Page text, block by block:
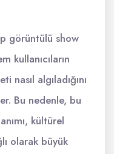
görüntülü show
kullanıcıların
nasıl algıladığını
Bu nedenle, bu
kültürel
olarak büyük